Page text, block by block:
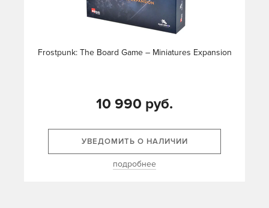
Frostpunk: The Board Game – Miniatures Expansion
10 990 руб.
УВЕДОМИТЬ О НАЛИЧИИ
подробнее